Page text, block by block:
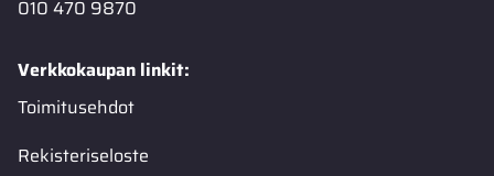
010 470 9870
Verkkokaupan linkit:
Toimitusehdot
Rekisteriseloste